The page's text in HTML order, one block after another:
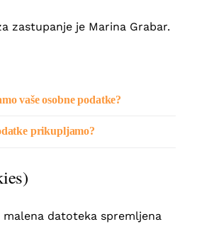
zastupanje je Marina Grabar.
vaše osobne podatke?
prikupljamo?
malena datoteka spremljena